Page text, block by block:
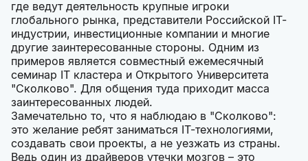
где ведут деятельность крупные игроки
глобального рынка, представители Российской IТ-
индустрии, инвестиционные компании и многие
другие заинтересованные стороны. Одним из
примеров является совместный ежемесячный
семинар IТ кластера и Открытого Университета
"Сколково". Для общения туда приходит масса
заинтересованных людей.
Замечательно то, что я наблюдаю в "Сколково":
это желание ребят заниматься IT-технологиями,
создавать свои проекты, а не уезжать из страны.
Ведь один из драйверов утечки мозгов – это